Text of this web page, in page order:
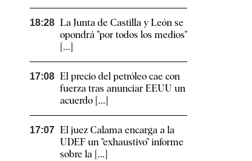
18:28 La Junta de Castilla y León se
opondrá "por todos los medios"
[...]
17:08 El precio del petróleo cae con
fuerza tras anunciar EEUU un
acuerdo [...]
17:07 El juez Calama encarga a la
UDEF un "exhaustivo" informe
sobre la [...]